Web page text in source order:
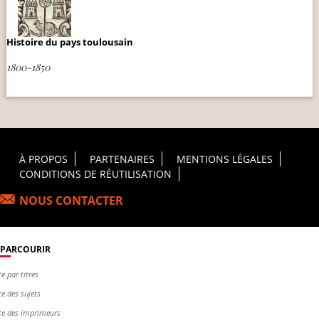
Histoire du pays toulousain
1800-1850
Footer Principal
À PROPOS PARTENAIRES
MENTIONS LÉGALES
CONDITIONS DE RÉUTILISATION
NOUS CONTACTER
PARCOURIR
par titres
des sujets
des imprimeurs